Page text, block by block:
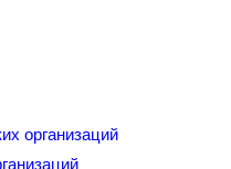
организаций